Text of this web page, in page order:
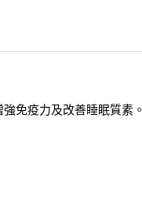
免疫力及改善睡眠質素。